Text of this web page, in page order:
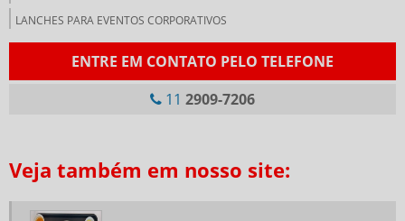
LANCHES PARA EVENTOS CORPORATIVOS
LANCHONETE PARA EMPRESAS
RESTAURANTE DE COLETIVIDADE
ENTRE EM CONTATO PELO TELEFONE
11 2909-7206
Veja também em nosso site: